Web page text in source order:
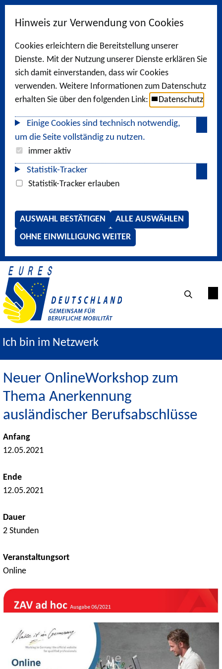
Hinweis zur Verwendung von Cookies
Cookies erleichtern die Bereitstellung unserer
Dienste. Mit der Nutzung unserer Dienste erklären Sie
sich damit einverstanden, dass wir Cookies
verwenden. Weitere Informationen zum Datenschutz
erhalten Sie über den folgenden Link:
Datenschutz
Einige Cookies sind technisch notwendig,
um die Seite vollständig zu nutzen.
immer aktiv
Statistik-Tracker
Statistik-Tracker erlauben
AUSWAHL BESTÄTIGEN
ALLE AUSWÄHLEN
OHNE EINWILLIGUNG WEITER
Ich bin im Netzwerk
Neuer OnlineWorkshop zum
Thema Anerkennung
ausländischer Berufsabschlüsse
Anfang
12.05.2021
Ende
12.05.2021
Dauer
2 Stunden
Veranstaltungsort
Online